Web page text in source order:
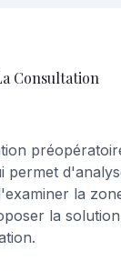
Consultation
permet
la
la